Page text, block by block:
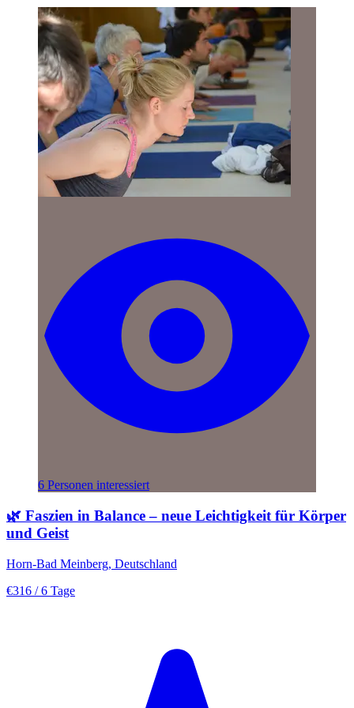
6 Personen interessiert
🌿 Faszien in Balance – neue Leichtigkeit für Körper
und Geist
Horn-Bad Meinberg, Deutschland
€316 / 6 Tage